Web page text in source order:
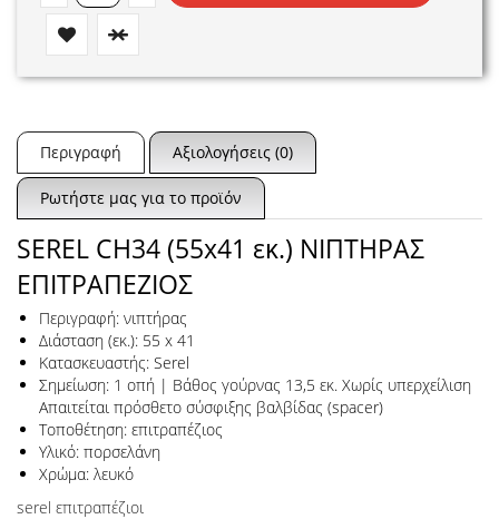
Περιγραφή Αξιολογήσεις (0)
Ρωτήστε μας για το προϊόν
SEREL CH34 (55x41 εκ.) ΝΙΠΤΗΡΑΣ
ΕΠΙΤΡΑΠΕΖΙΟΣ
Περιγραφή: νιπτήρας
Διάσταση (εκ.): 55 x 41
Κατασκευαστής: Serel
Σημείωση: 1 οπή | Βάθος γούρνας 13,5 εκ. Χωρίς υπερχείλιση
Απαιτείται πρόσθετο σύσφιξης βαλβίδας (spacer)
Τοποθέτηση: επιτραπέζιος
Υλικό: πορσελάνη
Χρώμα: λευκό
serel επιτραπέζιοι